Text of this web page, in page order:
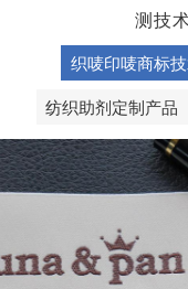
测技
织唛印唛商标
纺织助剂定制产品